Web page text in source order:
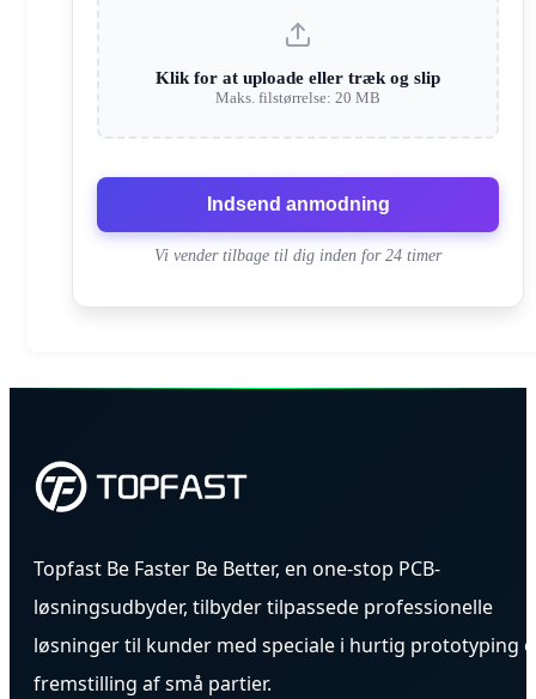
Klik for at uploade eller træk og slip
Maks. filstørrelse: 20 MB
Indsend anmodning
Vi vender tilbage til dig inden for 24 timer
Topfast Be Faster Be Better, en one-stop PCB-
løsningsudbyder, tilbyder tilpassede professionelle
løsninger til kunder med speciale i hurtig prototyping
fremstilling af små partier.